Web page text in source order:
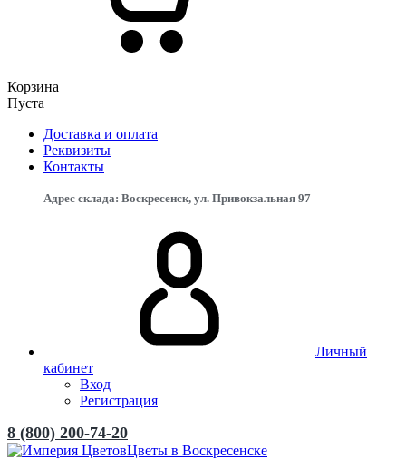
Корзина
Пуста
Доставка и оплата
Реквизиты
Контакты
Адрес склада: Воскресенск, ул. Привокзальная 97
Личный
кабинет
Вход
Регистрация
8 (800) 200-74-20
Цветы в Воскресенске